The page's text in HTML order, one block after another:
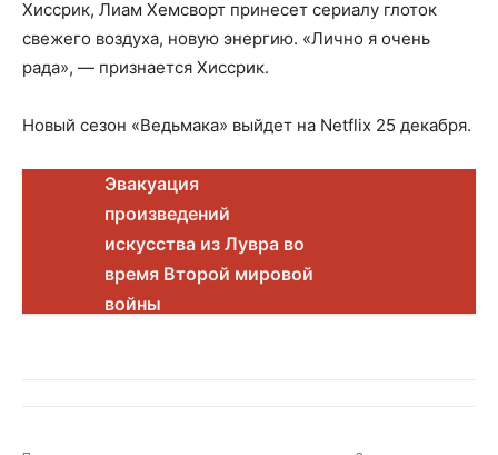
Хиссрик, Лиам Хемсворт принесет сериалу глоток
свежего воздуха, новую энергию. «Лично я очень
рада», — признается Хиссрик.
Новый сезон «Ведьмака» выйдет на Netflix 25 декабря.
Эвакуация
произведений
искусства из Лувра во
время Второй мировой
войны